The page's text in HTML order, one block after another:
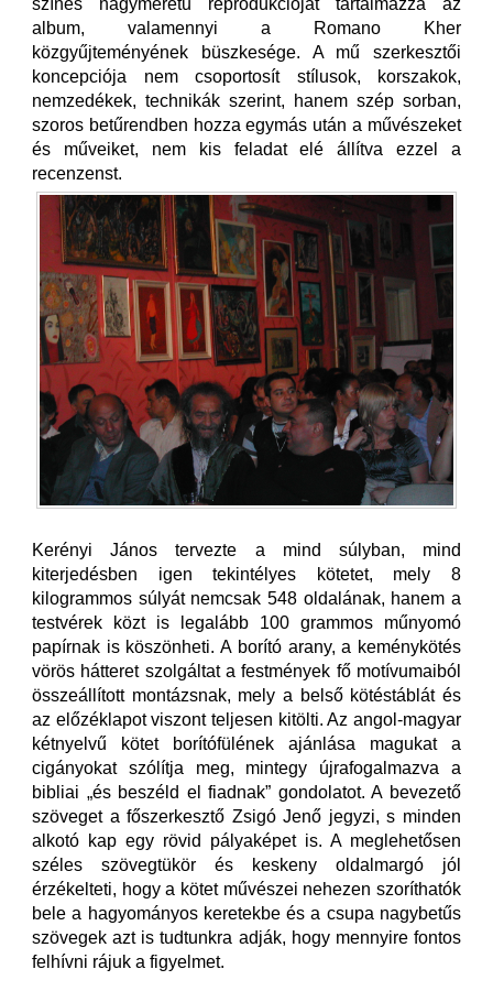
színes nagyméretű reprodukcióját tartalmazza az
album, valamennyi a Romano Kher
közgyűjteményének büszkesége. A mű szerkesztői
koncepciója nem csoportosít stílusok, korszakok,
nemzedékek, technikák szerint, hanem szép sorban,
szoros betűrendben hozza egymás után a művészeket
és műveiket, nem kis feladat elé állítva ezzel a
recenzenst.
Kerényi János tervezte a mind súlyban, mind
kiterjedésben igen tekintélyes kötetet, mely 8
kilogrammos súlyát nemcsak 548 oldalának, hanem a
testvérek közt is legalább 100 grammos műnyomó
papírnak is köszönheti. A borító arany, a keménykötés
vörös hátteret szolgáltat a festmények fő motívumaiból
összeállított montázsnak, mely a belső kötéstáblát és
az előzéklapot viszont teljesen kitölti. Az angol-magyar
kétnyelvű kötet borítófülének ajánlása magukat a
cigányokat szólítja meg, mintegy újrafogalmazva a
bibliai „és beszéld el fiadnak” gondolatot. A bevezető
szöveget a főszerkesztő Zsigó Jenő jegyzi, s minden
alkotó kap egy rövid pályaképet is. A meglehetősen
széles szövegtükör és keskeny oldalmargó jól
érzékelteti, hogy a kötet művészei nehezen szoríthatók
bele a hagyományos keretekbe és a csupa nagybetűs
szövegek azt is tudtunkra adják, hogy mennyire fontos
felhívni rájuk a figyelmet.